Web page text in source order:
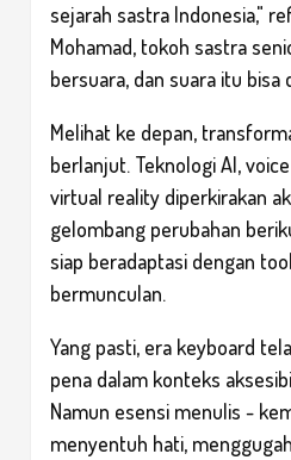
sejarah sastra Indonesia,"
Mohamad, tokoh sastra
bersuara, dan suara itu bisa
Melihat ke depan,
berlanjut. Teknologi AI,
virtual reality diperkirakan
gelombang perubahan
siap beradaptasi dengan
bermunculan.
Yang pasti, era keyboard
pena dalam konteks
Namun esensi menulis -
menyentuh hati,